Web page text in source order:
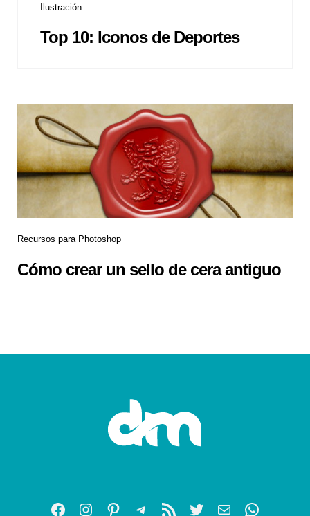
Ilustración
Top 10: Iconos de Deportes
Recursos para Photoshop
Cómo crear un sello de cera antiguo